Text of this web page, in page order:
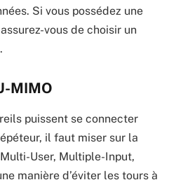
Si vous possédez une
vous de choisir un
MIMO
puissent se connecter
il faut miser sur la
User, Multiple-Input,
manière d’éviter les tours à